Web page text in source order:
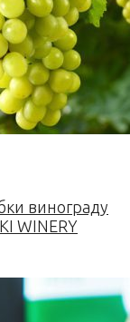
винограду
WINERY